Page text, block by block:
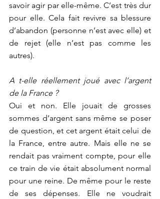
savoir agir par elle-même. C’est très dur
pour elle. Cela fait revivre sa blessure
d’abandon (personne n’est avec elle) et
de rejet (elle n’est pas comme les
autres).
A t-elle réellement joué avec l’argent
de la France ?
Oui et non. Elle jouait de grosses
sommes d’argent sans même se poser
de question, et cet argent était celui de
la France, entre autre. Mais elle ne se
rendait pas vraiment compte, pour elle
ce train de vie était absolument normal
pour une reine. De même pour le reste
de ses dépenses. Elle ne voudrait